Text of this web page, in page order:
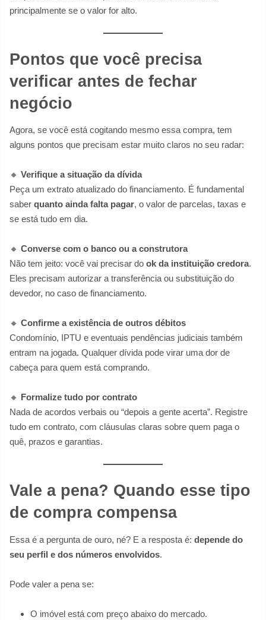
principalmente se o valor for alto.
Pontos que você precisa
verificar antes de fechar
negócio
Agora, se você está cogitando mesmo essa compra, tem
alguns pontos que precisam estar muito claros no seu radar:
🔸 Verifique a situação da dívida
Peça um extrato atualizado do financiamento. É fundamental
saber quanto ainda falta pagar, o valor de parcelas, taxas e
se está tudo em dia.
🔸 Converse com o banco ou a construtora
Não tem jeito: você vai precisar do ok da instituição credora.
Eles precisam autorizar a transferência ou substituição do
devedor, no caso de financiamento.
🔸 Confirme a existência de outros débitos
Condomínio, IPTU e eventuais pendências judiciais também
entram na jogada. Qualquer dívida pode virar uma dor de
cabeça para quem está comprando.
🔸 Formalize tudo por contrato
Nada de acordos verbais ou “depois a gente acerta”. Registre
tudo em contrato, com cláusulas claras sobre quem paga o
quê, prazos e garantias.
Vale a pena? Quando esse tipo
de compra compensa
Essa é a pergunta de ouro, né? E a resposta é: depende do
seu perfil e dos números envolvidos.
Pode valer a pena se:
O imóvel está com preço abaixo do mercado.